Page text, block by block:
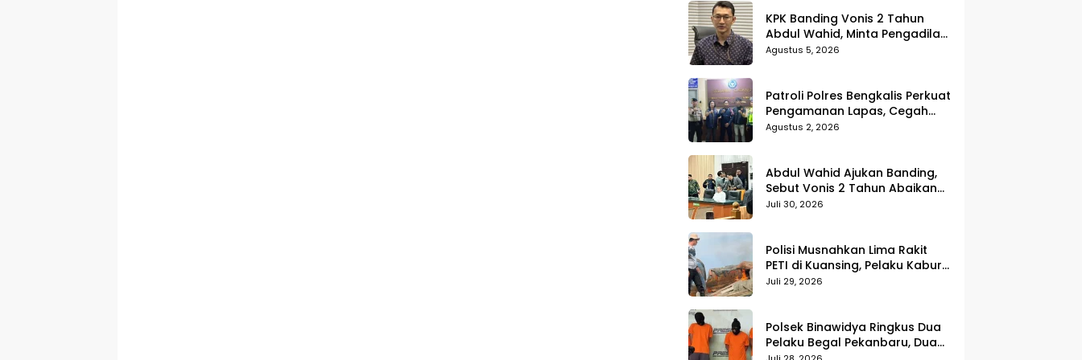
KPK Banding Vonis 2 Tahun
Abdul Wahid, Minta Pengadilan
Tinggi Uji Kembali Putusan
Agustus 5, 2026
Patroli Polres Bengkalis Perkuat
Pengamanan Lapas, Cegah
Gangguan Kamtib Sejak Dini
Agustus 2, 2026
Abdul Wahid Ajukan Banding,
Sebut Vonis 2 Tahun Abaikan
Fakta Persidangan
Juli 30, 2026
Polisi Musnahkan Lima Rakit
PETI di Kuansing, Pelaku Kabur
Sebelum Digerebek
Juli 29, 2026
Polsek Binawidya Ringkus Dua
Pelaku Begal Pekanbaru, Dua